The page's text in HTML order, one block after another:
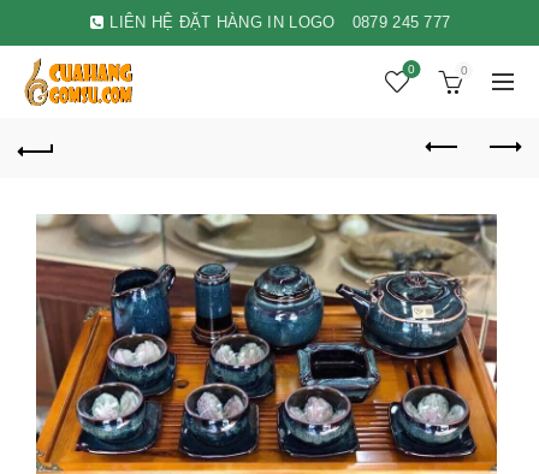
LIÊN HỆ ĐẶT HÀNG IN LOGO 0879 245 777
0 0